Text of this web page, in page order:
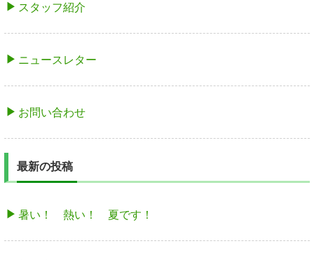
スタッフ紹介
ニュースレター
お問い合わせ
最新の投稿
暑い！ 熱い！ 夏です！